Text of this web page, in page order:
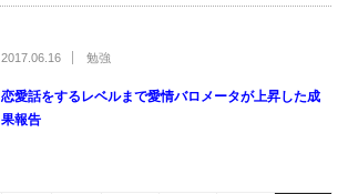
2017.06.16 勉強
恋愛話をするレベルまで愛情バロメータが上昇した成
果報告